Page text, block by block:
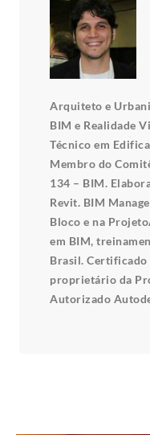
Arquiteto e
BIM e Realidade
Técnico em
Membro do
134 – BIM.
Revit. BIM
Bloco e na
em BIM,
Brasil.
proprietário da
Autorizado